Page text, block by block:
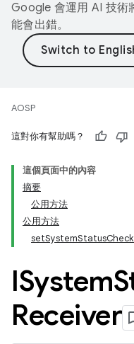
Google 會運用 AI 技術
能會出錯。
AOSP
這對你有幫助嗎？
這個頁面中的內容
摘要
公用方法
公用方法
ISystem
Receiver